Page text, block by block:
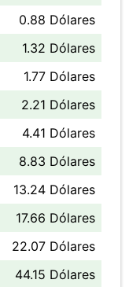
0.88 Dólares
1.32 Dólares
1.77 Dólares
2.21 Dólares
4.41 Dólares
8.83 Dólares
13.24 Dólares
17.66 Dólares
22.07 Dólares
44.15 Dólares